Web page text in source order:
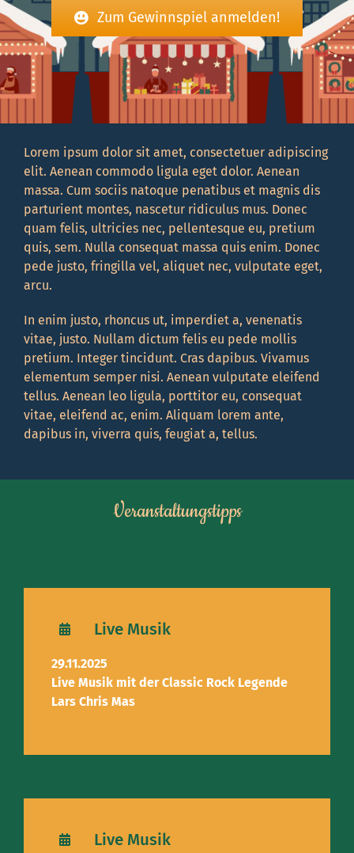
Zum Gewinnspiel anmelden!
Lorem ipsum dolor sit amet, consectetuer adipiscing
elit. Aenean commodo ligula eget dolor. Aenean
massa. Cum sociis natoque penatibus et magnis dis
parturient montes, nascetur ridiculus mus. Donec
quam felis, ultricies nec, pellentesque eu, pretium
quis, sem. Nulla consequat massa quis enim. Donec
pede justo, fringilla vel, aliquet nec, vulputate eget,
arcu.
In enim justo, rhoncus ut, imperdiet a, venenatis
vitae, justo. Nullam dictum felis eu pede mollis
pretium. Integer tincidunt. Cras dapibus. Vivamus
elementum semper nisi. Aenean vulputate eleifend
tellus. Aenean leo ligula, porttitor eu, consequat
vitae, eleifend ac, enim. Aliquam lorem ante,
dapibus in, viverra quis, feugiat a, tellus.
Veranstaltungstipps
Live Musik
29.11.2025
Live Musik mit der Classic Rock Legende
Lars Chris Mas
Live Musik